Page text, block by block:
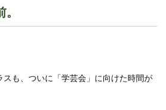
も、ついに「学芸会」に向けた時間が